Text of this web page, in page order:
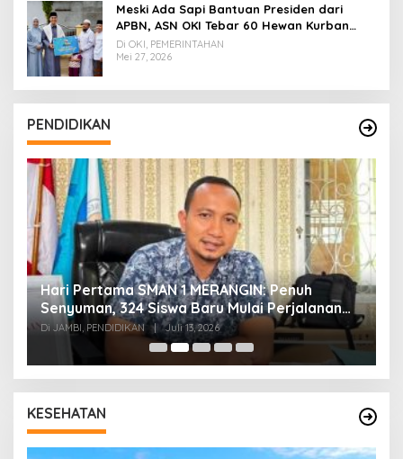
Meski Ada Sapi Bantuan Presiden dari
APBN, ASN OKI Tebar 60 Hewan Kurban
Tanpa Gunakan APBD
Di OKI, PEMERINTAHAN
Mei 27, 2026
PENDIDIKAN
Hari Pertama SMAN 1 MERANGIN: Penuh
Senyuman, 324 Siswa Baru Mulai Perjalanan
Baru
Di JAMBI, PENDIDIKAN | Juli 13, 2026
KESEHATAN